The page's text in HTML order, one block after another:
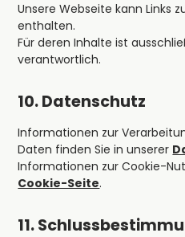
Unsere Webseite kann Links
enthalten.
Für deren Inhalte ist
verantwortlich.
10. Datenschutz
Informationen zur
Daten finden Sie in unserer
Informationen zur Cookie-
Cookie-Seite.
11.